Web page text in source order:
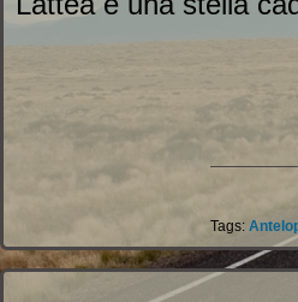
Tags: